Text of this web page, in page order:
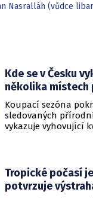
Nasralláh (vůdce
Kde se v Česku
několika místech
Koupací sezóna
sledovaných
vykazuje vyhovující
často přesahujícími
Tropické počasí
potvrzuje